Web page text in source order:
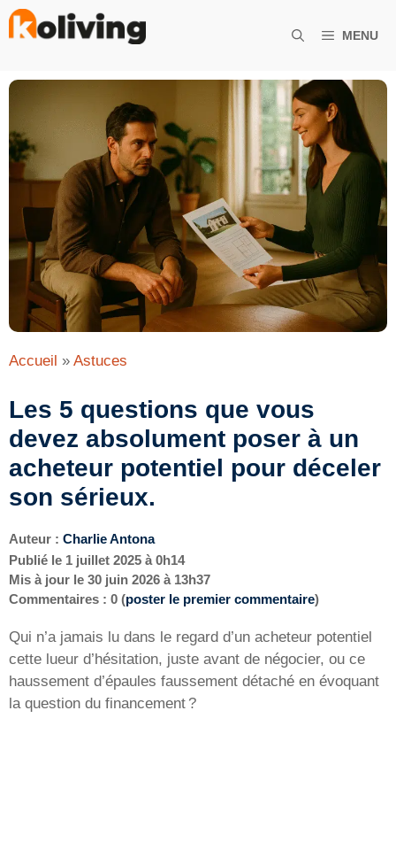
Aller
MENU
Accueil » Astuces
Les 5 questions que vous
devez absolument poser à un
acheteur potentiel pour déceler
son sérieux.
Auteur : Charlie Antona
Publié le 1 juillet 2025 à 0h14
Mis à jour le 30 juin 2026 à 13h37
Commentaires : 0 (poster le premier commentaire)
Qui n’a jamais lu dans le regard d’un acheteur potentiel
cette lueur d’hésitation, juste avant de négocier, ou ce
haussement d’épaules faussement détaché en évoquant
la question du financement ?